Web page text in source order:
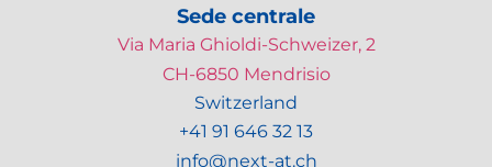
Sede centrale
Via Maria Ghioldi-Schweizer, 2
CH-6850 Mendrisio
Switzerland
+41 91 646 32 13
info@next-at.ch